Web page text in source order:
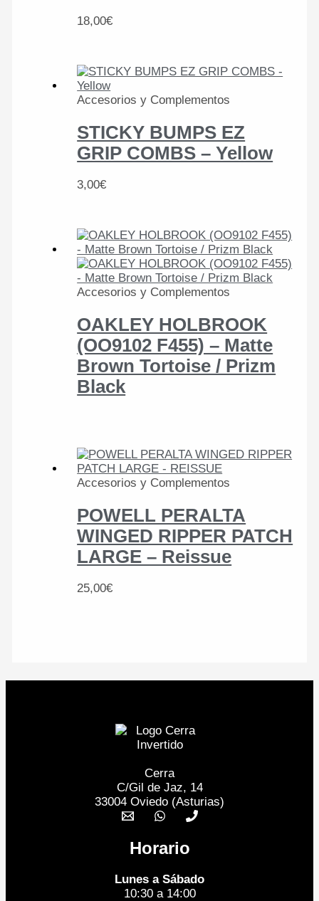
18,00€
Accesorios y Complementos
STICKY BUMPS EZ
GRIP COMBS – Yellow
3,00€
Accesorios y Complementos
OAKLEY HOLBROOK
(OO9102 F455) – Matte
Brown Tortoise / Prizm
Black
Accesorios y Complementos
POWELL PERALTA
WINGED RIPPER PATCH
LARGE – Reissue
25,00€
Cerra
C/Gil de Jaz, 14
33004 Oviedo (Asturias)
Horario
Lunes a Sábado
10:30 a 14:00